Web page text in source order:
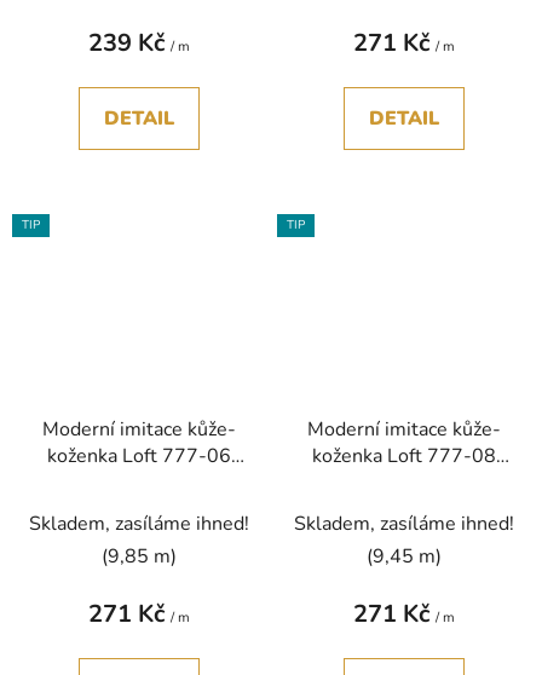
239 Kč / m
DETAIL
271 Kč / m
DETAIL
TIP
Moderní imitace kůže-
koženka Loft 777-06
PVC
Skladem, zasíláme ihned!
(9,85 m)
271 Kč / m
TIP
Moderní imitace kůže-
koženka Loft 777-08
Skladem, zasíláme ihned!
(9,45 m)
271 Kč / m